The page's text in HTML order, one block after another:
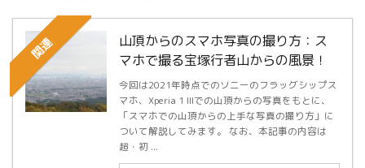
関連
山頂からのスマホ写真の撮り方：ス
マホで撮る宝塚行者山からの風景！
今回は2021年時点でのソニーのフラッグシップス
マホ、Xperia 1 IIIでの山頂からの写真をもとに、
「スマホでの山頂からの上手な写真の撮り方」に
ついて解説してみます。 なお、本記事の内容は
超・初 ...